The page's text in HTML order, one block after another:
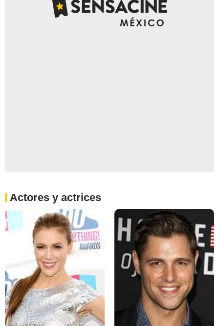
Actores y actrices